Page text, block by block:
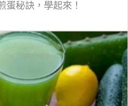
蛋秘訣，學起來！